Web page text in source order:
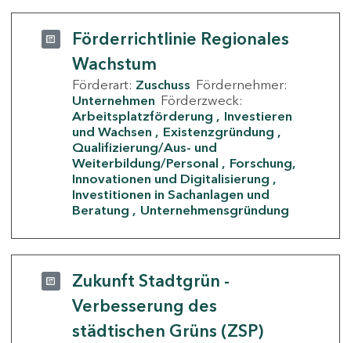
Förderrichtlinie Regionales
Wachstum
Förderart: Zuschuss Fördernehmer:
Unternehmen Förderzweck:
Arbeitsplatzförderung
Investieren
und Wachsen
Existenzgründung
Qualifizierung/Aus- und
Weiterbildung/Personal
Forschung,
Innovationen und Digitalisierung
Investitionen in Sachanlagen und
Beratung
Unternehmensgründung
Zukunft Stadtgrün -
Verbesserung des
städtischen Grüns (ZSP)